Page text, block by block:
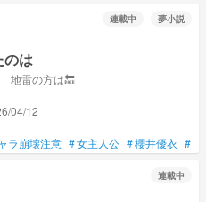
連載中 夢小説
のは
地雷の方は🔙
04/12
ラ崩壊注意 #女主人公 #櫻井優衣 #
連載中